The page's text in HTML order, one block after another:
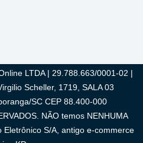
LTDA | 29.788.663/0001-02 |
Scheller, 1719, SALA 03
SC CEP 88.400-000
NÃO temos NENHUMA
Eletrônico S/A, antigo e-commerce